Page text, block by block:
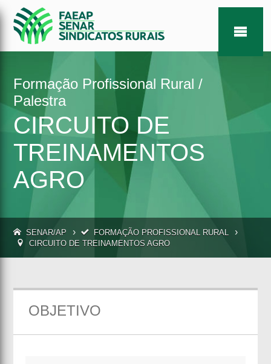
Formação Profissional Rural /
Palestra
CIRCUITO DE
TREINAMENTOS
AGRO
SENAR/AP › FORMAÇÃO PROFISSIONAL RURAL ›
CIRCUITO DE TREINAMENTOS AGRO
OBJETIVO